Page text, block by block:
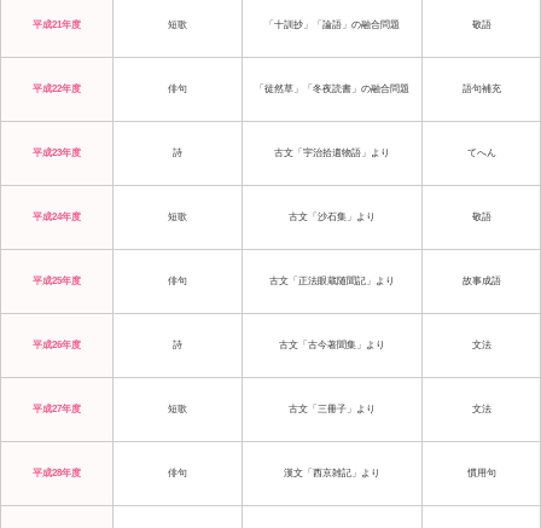
平成21年度 短歌 「十訓抄」「論語」の融合問題 敬語
平成22年度 俳句 「徒然草」「冬夜読書」の融合問題 語句補充
平成23年度 詩 古文「宇治拾遺物語」より てへん
平成24年度 短歌 古文「沙石集」より 敬語
平成25年度 俳句 古文「正法眼蔵随聞記」より 故事成語
平成26年度 詩 古文「古今著聞集」より 文法
平成27年度 短歌 古文「三冊子」より 文法
平成28年度 俳句 漢文「西京雑記」より 慣用句